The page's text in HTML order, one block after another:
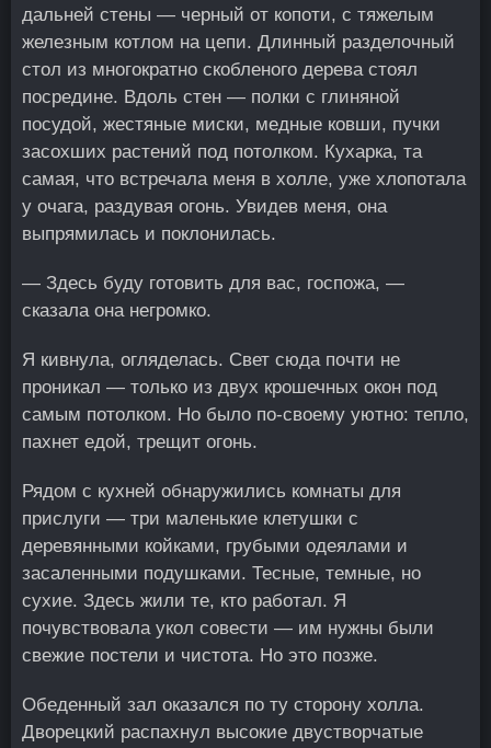
дальней стены — черный от копоти, с тяжелым
железным котлом на цепи. Длинный разделочный
стол из многократно скобленого дерева стоял
посредине. Вдоль стен — полки с глиняной
посудой, жестяные миски, медные ковши, пучки
засохших растений под потолком. Кухарка, та
самая, что встречала меня в холле, уже хлопотала
у очага, раздувая огонь. Увидев меня, она
выпрямилась и поклонилась.
— Здесь буду готовить для вас, госпожа, —
сказала она негромко.
Я кивнула, огляделась. Свет сюда почти не
проникал — только из двух крошечных окон под
самым потолком. Но было по-своему уютно: тепло,
пахнет едой, трещит огонь.
Рядом с кухней обнаружились комнаты для
прислуги — три маленькие клетушки с
деревянными койками, грубыми одеялами и
засаленными подушками. Тесные, темные, но
сухие. Здесь жили те, кто работал. Я
почувствовала укол совести — им нужны были
свежие постели и чистота. Но это позже.
Обеденный зал оказался по ту сторону холла.
Дворецкий распахнул высокие двустворчатые